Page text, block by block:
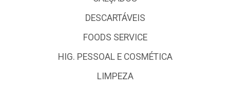
DESCARTÁVEIS
FOODS SERVICE
HIG. PESSOAL E COSMÉTICA
LIMPEZA